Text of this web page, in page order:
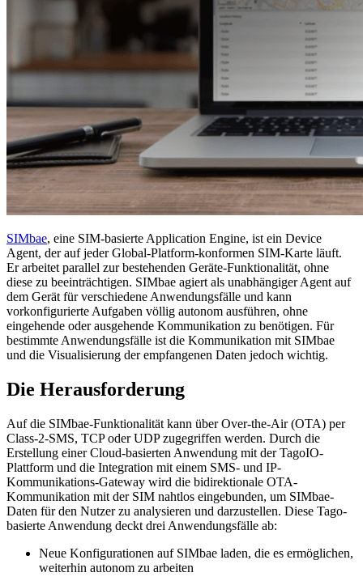
SIMbae, eine SIM-basierte Application Engine, ist ein Device
Agent, der auf jeder Global-Platform-konformen SIM-Karte läuft.
Er arbeitet parallel zur bestehenden Geräte-Funktionalität, ohne
diese zu beeinträchtigen. SIMbae agiert als unabhängiger Agent auf
dem Gerät für verschiedene Anwendungsfälle und kann
vorkonfigurierte Aufgaben völlig autonom ausführen, ohne
eingehende oder ausgehende Kommunikation zu benötigen. Für
bestimmte Anwendungsfälle ist die Kommunikation mit SIMbae
und die Visualisierung der empfangenen Daten jedoch wichtig.
Die Herausforderung
Auf die SIMbae-Funktionalität kann über Over-the-Air (OTA) per
Class-2-SMS, TCP oder UDP zugegriffen werden. Durch die
Erstellung einer Cloud-basierten Anwendung mit der TagoIO-
Plattform und die Integration mit einem SMS- und IP-
Kommunikations-Gateway wird die bidirektionale OTA-
Kommunikation mit der SIM nahtlos eingebunden, um SIMbae-
Daten für den Nutzer zu analysieren und darzustellen. Diese Tago-
basierte Anwendung deckt drei Anwendungsfälle ab:
Neue Konfigurationen auf SIMbae laden, die es ermöglichen,
weiterhin autonom zu arbeiten